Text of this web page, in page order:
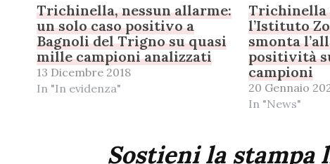
Trichinella, nessun allarme:
un solo caso positivo a
Bagnoli del Trigno su quasi
mille campioni analizzati
13 Dicembre 2018
In "In evidenza"
Trichinella
l’Istituto
smonta
positività
campioni
20 Gennaio
In "News"
Sostieni la stampa